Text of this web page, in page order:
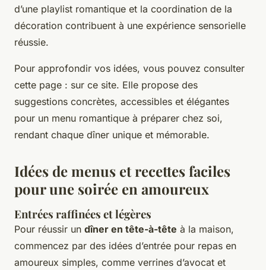
d’une playlist romantique et la coordination de la
décoration contribuent à une expérience sensorielle
réussie.
Pour approfondir vos idées, vous pouvez consulter
cette page : sur ce site. Elle propose des
suggestions concrètes, accessibles et élégantes
pour un menu romantique à préparer chez soi,
rendant chaque dîner unique et mémorable.
Idées de menus et recettes faciles
pour une soirée en amoureux
Entrées raffinées et légères
Pour réussir un dîner en tête-à-tête à la maison,
commencez par des idées d’entrée pour repas en
amoureux simples, comme verrines d’avocat et